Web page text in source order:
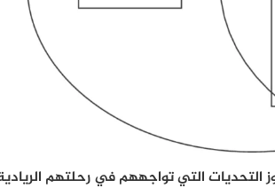
التحديات التي تواجههم في رحلتهم